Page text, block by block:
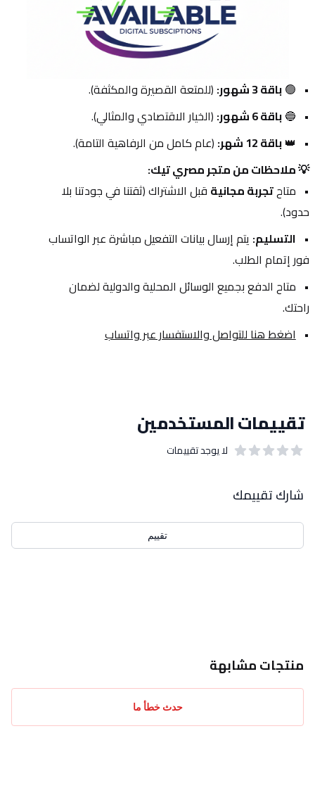
🟢 باقة 3 شهور:
(للمتعة القصيرة والمكثفة).
🔵 باقة 6 شهور:
(الخيار الاقتصادي والمثالي).
👑 باقة 12 شهر:
(عام كامل من الرفاهية التامة).
💡 ملاحظات من متجر مصري تيك:
متاح تجربة مجانية
حدود).
التسليم:
فور إتمام الطلب.
راحتك.
اضغط هنا للتواصل والاستفسار عبر واتساب
تقييمات المستخدمين
لا يوجد تقييمات
شارك تقييمك
تقييم
منتجات مشابهة
حدث خطأ ما